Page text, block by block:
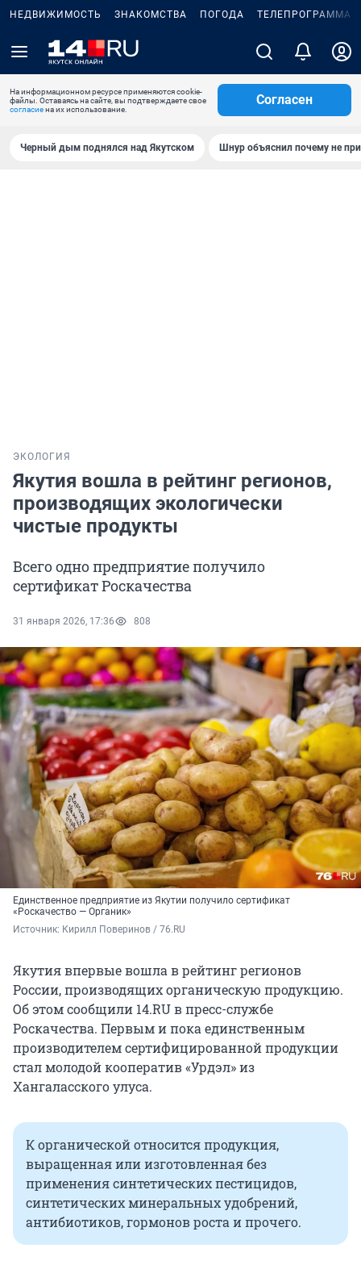
НЕДВИЖИМОСТЬ ЗНАКОМСТВА ПОГОДА ТЕЛЕПРОГРАММА
На информационном ресурсе применяются cookie-
файлы. Оставаясь на сайте, вы подтверждаете свое
согласиена их использование.
Согласен
Черный дым поднялся над Якутском Шнур объяснил почему не
ЭКОЛОГИЯ
Якутия вошла в рейтинг регионов,
производящих экологически
чистые продукты
Всего одно предприятие получило
сертификат Роскачества
31 января 2026, 17:36 808
Единственное предприятие из Якутии получило сертификат
«Роскачество — Органик»
Источник: Кирилл Поверинов / 76.RU
Якутия впервые вошла в рейтинг регионов
России, производящих органическую продукцию.
Об этом сообщили 14.RU в пресс-службе
Роскачества. Первым и пока единственным
производителем сертифицированной продукции
стал молодой кооператив «Урдэл» из
Хангаласского улуса.
К органической относится продукция,
выращенная или изготовленная без
применения синтетических пестицидов,
синтетических минеральных удобрений,
антибиотиков, гормонов роста и прочего.